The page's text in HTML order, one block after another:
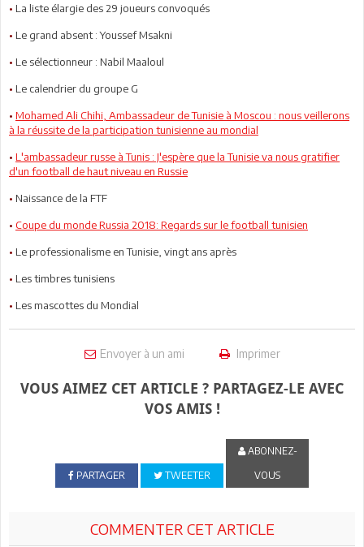
• La liste élargie des 29 joueurs convoqués
• Le grand absent : Youssef Msakni
• Le sélectionneur : Nabil Maaloul
• Le calendrier du groupe G
• Mohamed Ali Chihi, Ambassadeur de Tunisie à Moscou : nous veillerons
à la réussite de la participation tunisienne au mondial
• L'ambassadeur russe à Tunis : J'espère que la Tunisie va nous gratifier
d'un football de haut niveau en Russie
• Naissance de la FTF
• Coupe du monde Russia 2018: Regards sur le football tunisien
• Le professionalisme en Tunisie, vingt ans après
• Les timbres tunisiens
• Les mascottes du Mondial
Envoyer à un ami Imprimer
VOUS AIMEZ CET ARTICLE ? PARTAGEZ-LE AVEC
VOS AMIS !
PARTAGER TWEETER
ABONNEZ-
VOUS
COMMENTER CET ARTICLE